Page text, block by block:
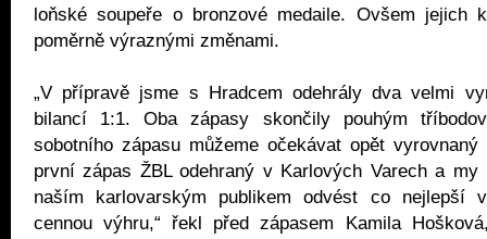
loňské soupeře o bronzové medaile. Ovšem jejich
poměrně výraznými změnami.
„V přípravě jsme s Hradcem odehrály dva velmi
bilancí 1:1. Oba zápasy skončily pouhým
sobotního zápasu můžeme očekávat opět
první zápas ŽBL odehraný v Karlových Varech a my
naším karlovarským publikem odvést co nejlepší
cennou výhru,“ řekl před zápasem Kamila